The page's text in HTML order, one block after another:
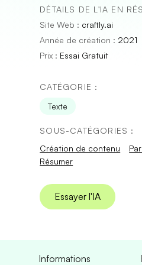
DÉTAILS DE L'IA EN
Site Web : craftly.ai
Année de création : 2021
Prix : Essai Gratuit
CATÉGORIE :
Texte
SOUS-CATÉGORIES :
Création de contenu
Résumer
Essayer l'IA
Informations